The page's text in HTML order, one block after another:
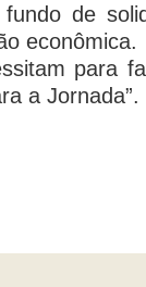
de
para
a